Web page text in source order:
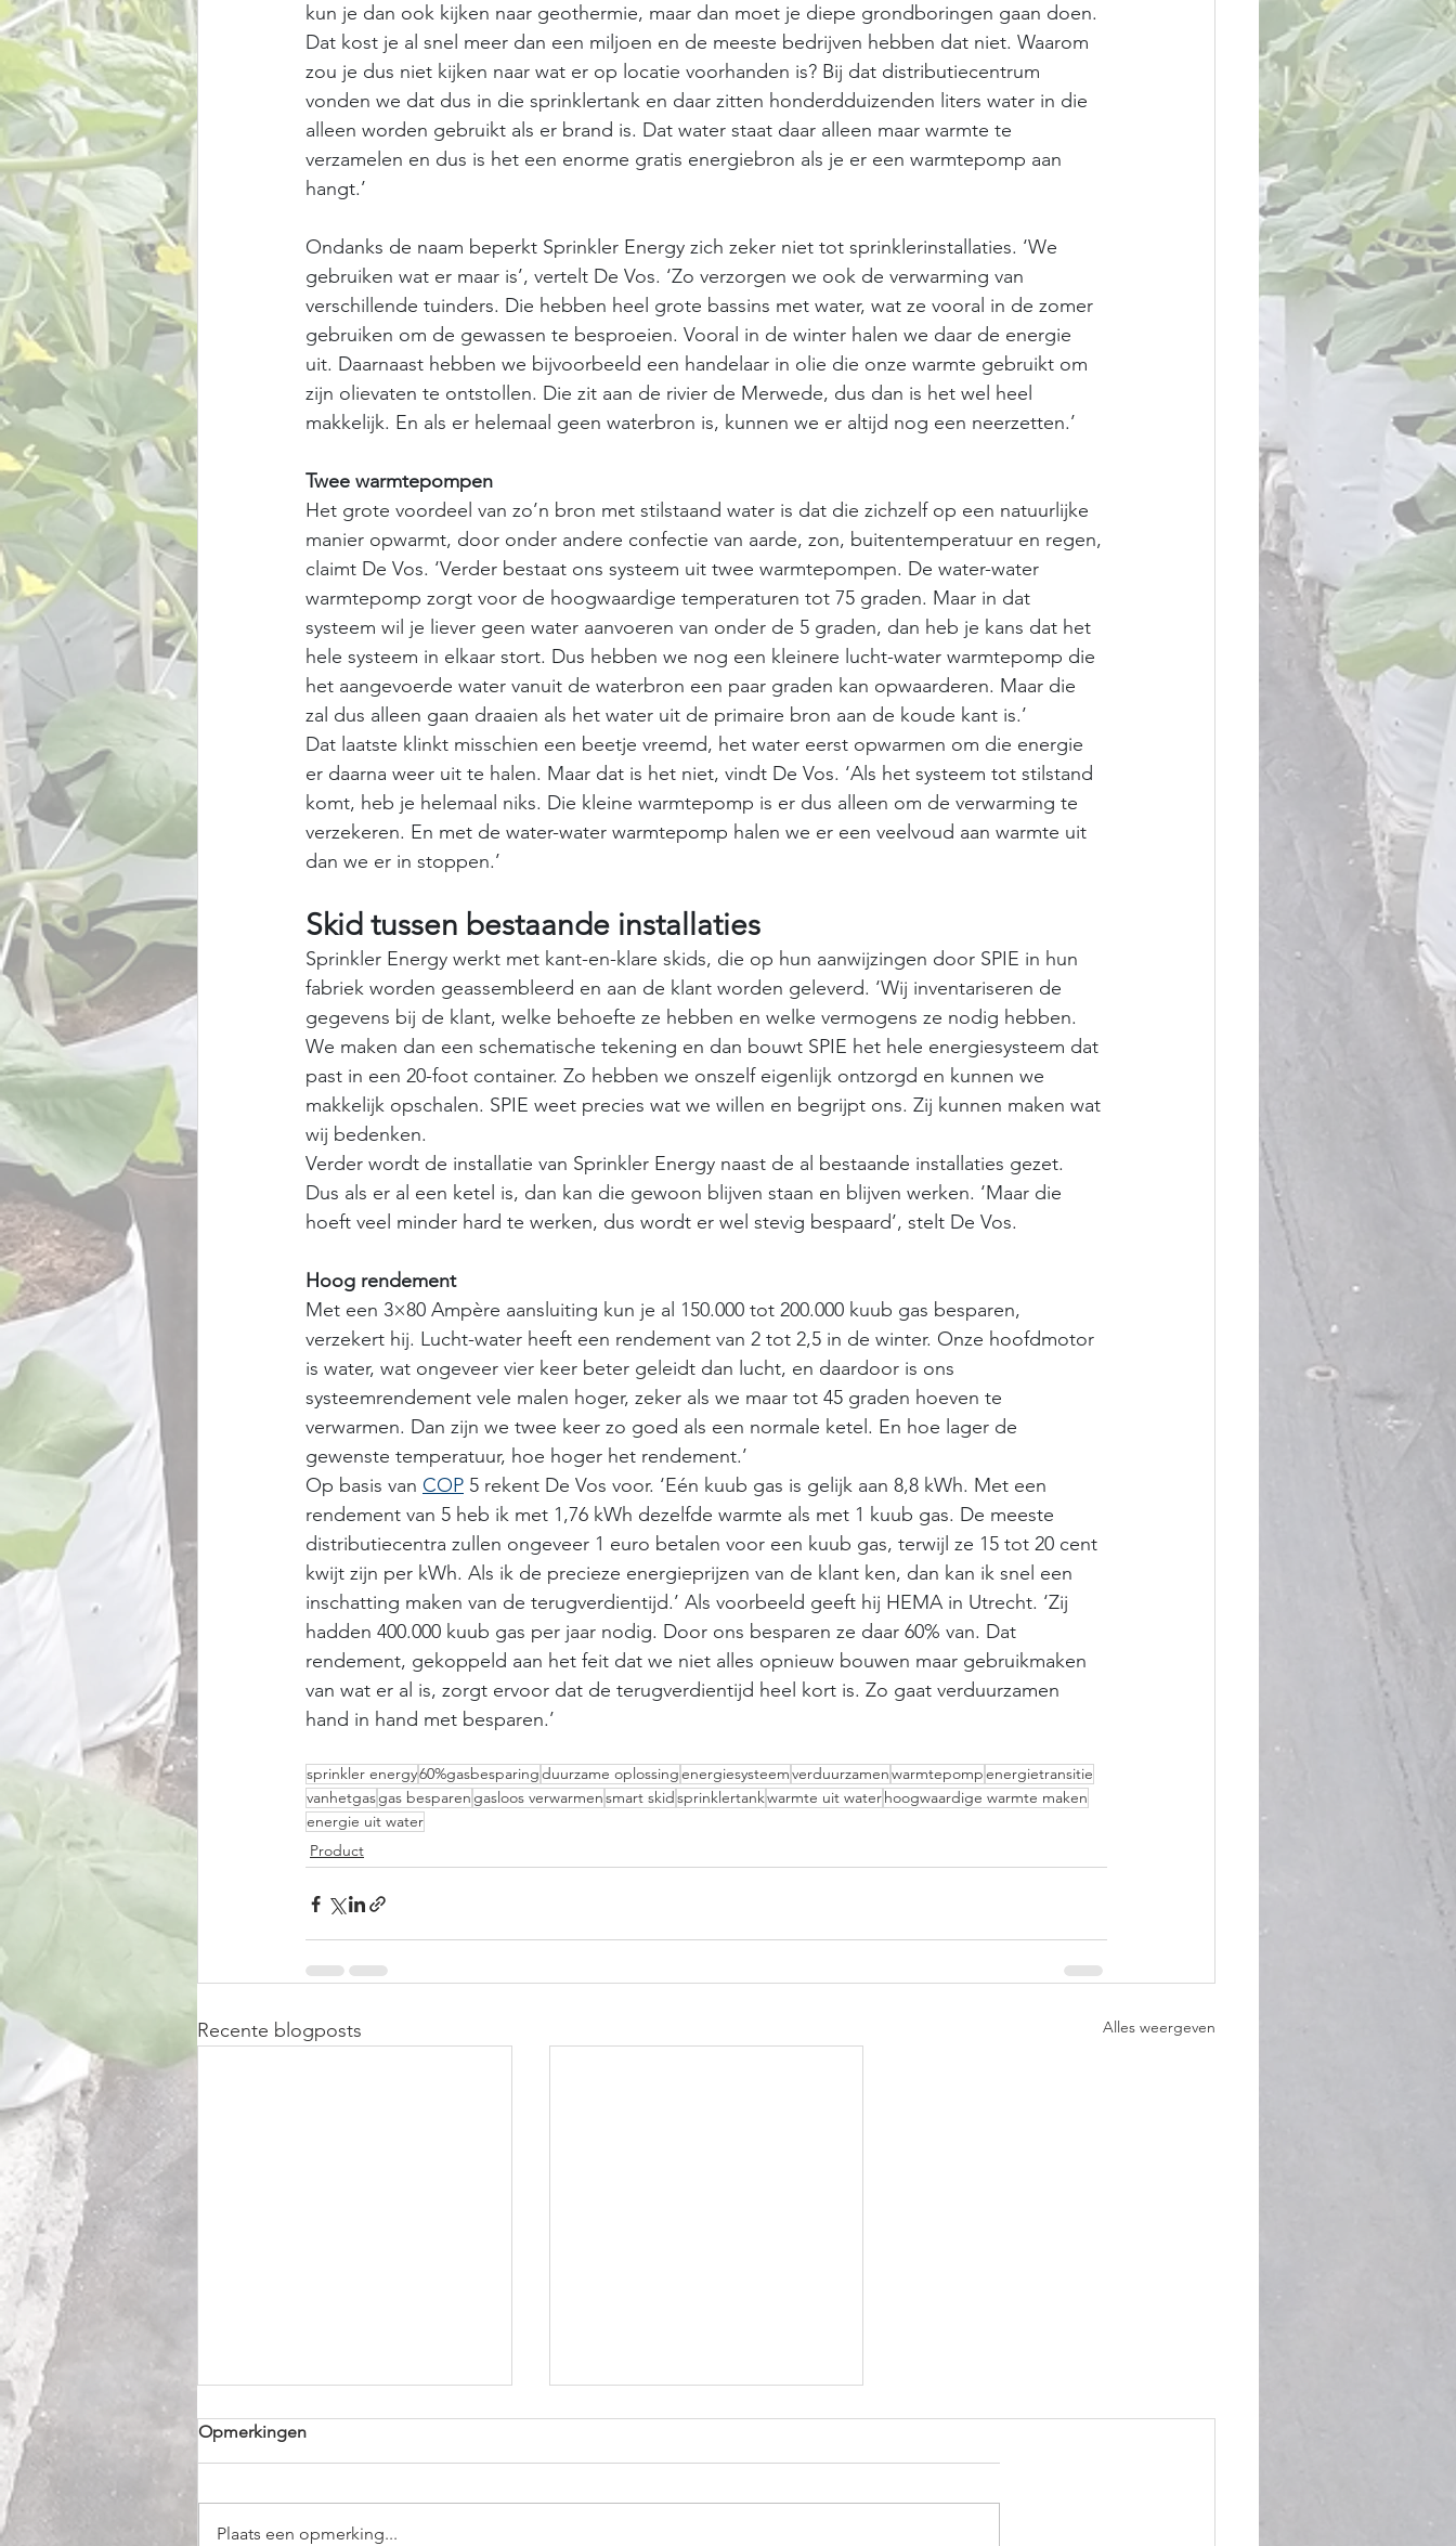
kun je dan ook kijken naar geothermie, maar dan moet je diepe grondboringen gaan doen.
Dat kost je al snel meer dan een miljoen en de meeste bedrijven hebben dat niet. Waarom
zou je dus niet kijken naar wat er op locatie voorhanden is? Bij dat distributiecentrum
vonden we dat dus in die sprinklertank en daar zitten honderdduizenden liters water in die
alleen worden gebruikt als er brand is. Dat water staat daar alleen maar warmte te
verzamelen en dus is het een enorme gratis energiebron als je er een warmtepomp aan
hangt.’
Ondanks de naam beperkt Sprinkler Energy zich zeker niet tot sprinklerinstallaties. ‘We
gebruiken wat er maar is’, vertelt De Vos. ‘Zo verzorgen we ook de verwarming van
verschillende tuinders. Die hebben heel grote bassins met water, wat ze vooral in de zomer
gebruiken om de gewassen te besproeien. Vooral in de winter halen we daar de energie
uit. Daarnaast hebben we bijvoorbeeld een handelaar in olie die onze warmte gebruikt om
zijn olievaten te ontstollen. Die zit aan de rivier de Merwede, dus dan is het wel heel
makkelijk. En als er helemaal geen waterbron is, kunnen we er altijd nog een neerzetten.’
Twee warm­te­pom­pen
Het grote voordeel van zo’n bron met stilstaand water is dat die zichzelf op een natuurlijke
manier opwarmt, door onder andere confectie van aarde, zon, buitentemperatuur en regen,
claimt De Vos. ‘Verder bestaat ons systeem uit twee warmtepompen. De water-water
warmtepomp zorgt voor de hoogwaardige temperaturen tot 75 graden. Maar in dat
systeem wil je liever geen water aanvoeren van onder de 5 graden, dan heb je kans dat het
hele systeem in elkaar stort. Dus hebben we nog een kleinere lucht-water warmtepomp die
het aangevoerde water vanuit de waterbron een paar graden kan opwaarderen. Maar die
zal dus alleen gaan draaien als het water uit de primaire bron aan de koude kant is.’
Dat laatste klinkt misschien een beetje vreemd, het water eerst opwarmen om die energie
er daarna weer uit te halen. Maar dat is het niet, vindt De Vos. ‘Als het systeem tot stilstand
komt, heb je helemaal niks. Die kleine warmtepomp is er dus alleen om de verwarming te
verzekeren. En met de water-water warmtepomp halen we er een veelvoud aan warmte uit
dan we er in stoppen.’
Skid tussen bestaande in­stal­la­ties
Sprinkler Energy werkt met kant-en-klare skids, die op hun aanwijzingen door SPIE in hun
fabriek worden geassembleerd en aan de klant worden geleverd. ‘Wij inventariseren de
gegevens bij de klant, welke behoefte ze hebben en welke vermogens ze nodig hebben.
We maken dan een schematische tekening en dan bouwt SPIE het hele energiesysteem dat
past in een 20-foot container. Zo hebben we onszelf eigenlijk ontzorgd en kunnen we
makkelijk opschalen. SPIE weet precies wat we willen en begrijpt ons. Zij kunnen maken wat
wij bedenken.
Verder wordt de installatie van Sprinkler Energy naast de al bestaande installaties gezet.
Dus als er al een ketel is, dan kan die gewoon blijven staan en blijven werken. ‘Maar die
hoeft veel minder hard te werken, dus wordt er wel stevig bespaard’, stelt De Vos.
Hoog rendement
Met een 3×80 Ampère aansluiting kun je al 150.000 tot 200.000 kuub gas besparen,
verzekert hij. Lucht-water heeft een rendement van 2 tot 2,5 in de winter. Onze hoofdmotor
is water, wat ongeveer vier keer beter geleidt dan lucht, en daardoor is ons
systeemrendement vele malen hoger, zeker als we maar tot 45 graden hoeven te
verwarmen. Dan zijn we twee keer zo goed als een normale ketel. En hoe lager de
gewenste temperatuur, hoe hoger het rendement.’
Op basis van COP 5 rekent De Vos voor. ‘Eén kuub gas is gelijk aan 8,8 kWh. Met een
rendement van 5 heb ik met 1,76 kWh dezelfde warmte als met 1 kuub gas. De meeste
distributiecentra zullen ongeveer 1 euro betalen voor een kuub gas, terwijl ze 15 tot 20 cent
kwijt zijn per kWh. Als ik de precieze energieprijzen van de klant ken, dan kan ik snel een
inschatting maken van de terugverdientijd.’ Als voorbeeld geeft hij HEMA in Utrecht. ‘Zij
hadden 400.000 kuub gas per jaar nodig. Door ons besparen ze daar 60% van. Dat
rendement, gekoppeld aan het feit dat we niet alles opnieuw bouwen maar gebruikmaken
van wat er al is, zorgt ervoor dat de terugverdientijd heel kort is. Zo gaat verduurzamen
hand in hand met besparen.’
sprinkler energy60%gasbesparingduurzame oplossingenergiesysteemverduurzamenwarmtepompenergietransitie
vanhetgasgas besparen gasloos verwarmensmart skidsprinklertankwarmte uit waterhoogwaardige warmte maken
energie uit water
Product
Recente blogposts Alles weergeven
Opmerkingen
Plaats een opmerking...